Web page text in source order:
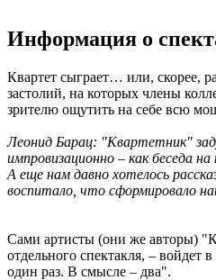
Информация о
Квартет сыграет… или, скорее,
застолий, на которых члены
зрителю ощутить на себе всю
Леонид Барац: "Квартетник"
импровизационно – как беседа
А еще нам давно хотелось
воспитало, что сформировало
Сами артисты (они же авторы)
отдельного спектакля, – войдет
один раз. В смысле – два".